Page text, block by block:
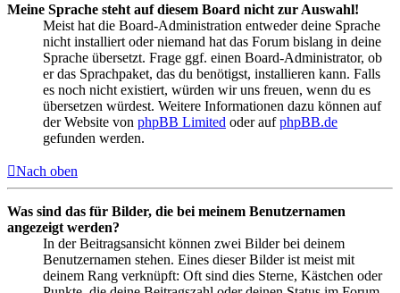
Meine Sprache steht auf diesem Board nicht zur Auswahl!
Meist hat die Board-Administration entweder deine Sprache
nicht installiert oder niemand hat das Forum bislang in deine
Sprache übersetzt. Frage ggf. einen Board-Administrator, ob
er das Sprachpaket, das du benötigst, installieren kann. Falls
es noch nicht existiert, würden wir uns freuen, wenn du es
übersetzen würdest. Weitere Informationen dazu können auf
der Website von phpBB Limited oder aufphpBB.de
gefunden werden.
Nach oben
Was sind das für Bilder, die bei meinem Benutzernamen
angezeigt werden?
In der Beitragsansicht können zwei Bilder bei deinem
Benutzernamen stehen. Eines dieser Bilder ist meist mit
deinem Rang verknüpft: Oft sind dies Sterne, Kästchen oder